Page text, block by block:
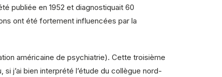
publiée en 1952 et diagnostiquait 60
ont été fortement influencées par la
américaine de psychiatrie). Cette troisième
j’ai bien interprété l’étude du collègue nord-